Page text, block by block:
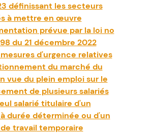
définissant les secteurs
à mettre en œuvre
prévue par la loi no
du 21 décembre 2022
d'urgence relatives
du marché du
vue du plein emploi sur le
de plusieurs salariés
salarié titulaire d'un
durée déterminée ou d'un
travail temporaire